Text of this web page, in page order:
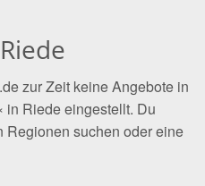
zur Zeit keine Angebote in
in Riede eingestellt. Du
Regionen suchen oder eine